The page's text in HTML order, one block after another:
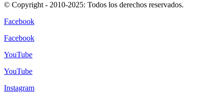
© Copyright - 2010-2025: Todos los derechos reservados.
Facebook
Facebook
YouTube
YouTube
Instagram